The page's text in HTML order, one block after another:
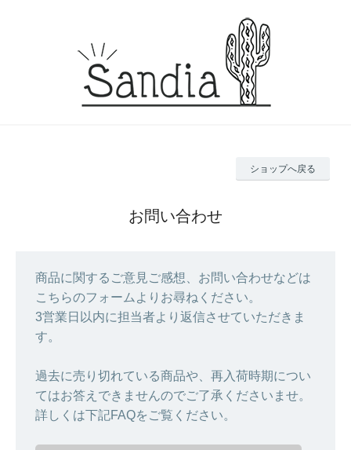
ショップへ戻る
お問い合わせ
商品に関するご意見ご感想、お問い合わせなどは
こちらのフォームよりお尋ねください。
3営業日以内に担当者より返信させていただきま
す。
過去に売り切れている商品や、再入荷時期につい
てはお答えできませんのでご了承くださいませ。
詳しくは下記FAQをご覧ください。